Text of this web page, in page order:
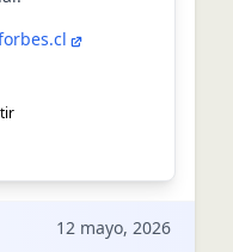
12 mayo, 2026